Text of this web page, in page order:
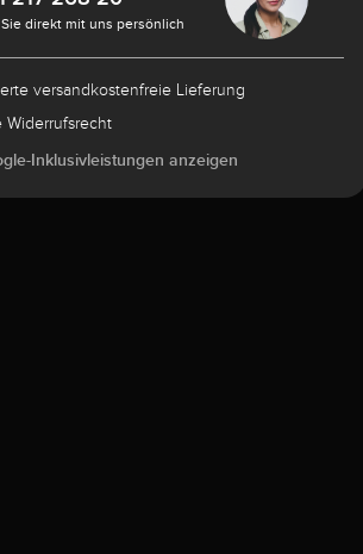
direkt mit uns persönlich
versandkostenfreie Lieferung
Widerrufsrecht
Inklusivleistungen anzeigen